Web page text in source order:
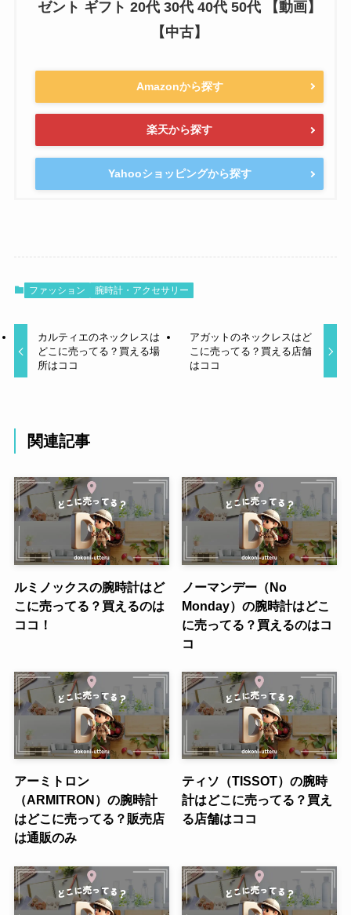
ゼント ギフト 20代 30代 40代 50代 【動画】
【中古】
Amazonから探す
楽天から探す
Yahooショッピングから探す
ファッション 腕時計・アクセサリー
カルティエのネックレスは
どこに売ってる？買える場
所はココ
アガットのネックレスはど
こに売ってる？買える店舗
はココ
関連記事
ルミノックスの腕時計はど
こに売ってる？買えるのは
ココ！
ノーマンデー（No
Monday）の腕時計はどこ
に売ってる？買えるのはコ
コ
アーミトロン
（ARMITRON）の腕時計
はどこに売ってる？販売店
は通販のみ
ティソ（TISSOT）の腕時
計はどこに売ってる？買え
る店舗はココ